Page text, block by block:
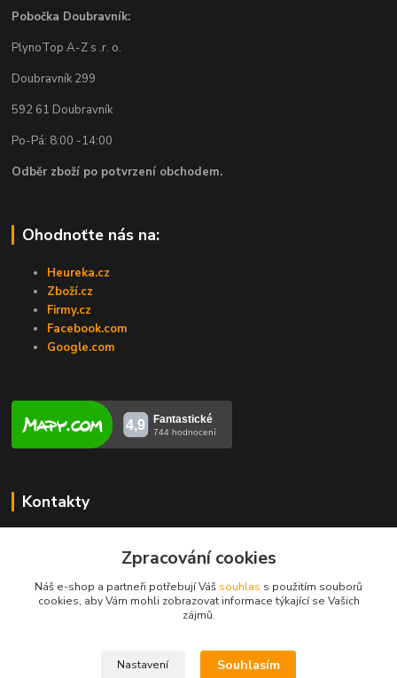
Pobočka Doubravník:
PlynoTop A-Z s .r. o.
Doubravník 299
592 61 Doubravník
Po-Pá: 8:00 -14:00
Odběr zboží po potvrzení obchodem.
Ohodnoťte nás na:
Heureka.cz
Zboží.cz
Firmy.cz
Facebook.com
Google.com
Kontakty
+420731448913
info@opravakotlu.cz
Zpracování cookies
Náš e-shop a partneři potřebují Váš souhlas s použitím souborů
cookies, aby Vám mohli zobrazovat informace týkající se Vašich
zájmů.
Nastavení Souhlasím